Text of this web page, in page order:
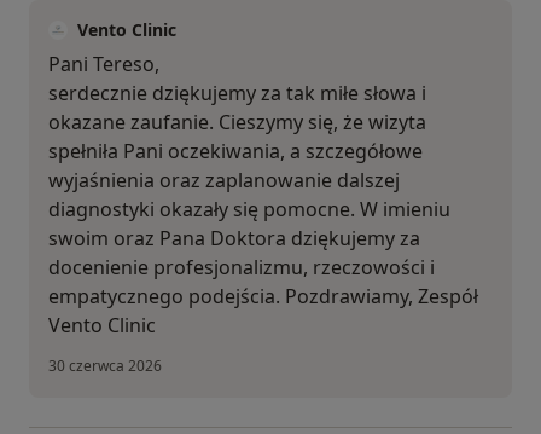
Vento Clinic
Pani Tereso,
serdecznie dziękujemy za tak miłe słowa i
okazane zaufanie. Cieszymy się, że wizyta
spełniła Pani oczekiwania, a szczegółowe
wyjaśnienia oraz zaplanowanie dalszej
diagnostyki okazały się pomocne. W imieniu
swoim oraz Pana Doktora dziękujemy za
docenienie profesjonalizmu, rzeczowości i
empatycznego podejścia. Pozdrawiamy, Zespół
Vento Clinic
30 czerwca 2026